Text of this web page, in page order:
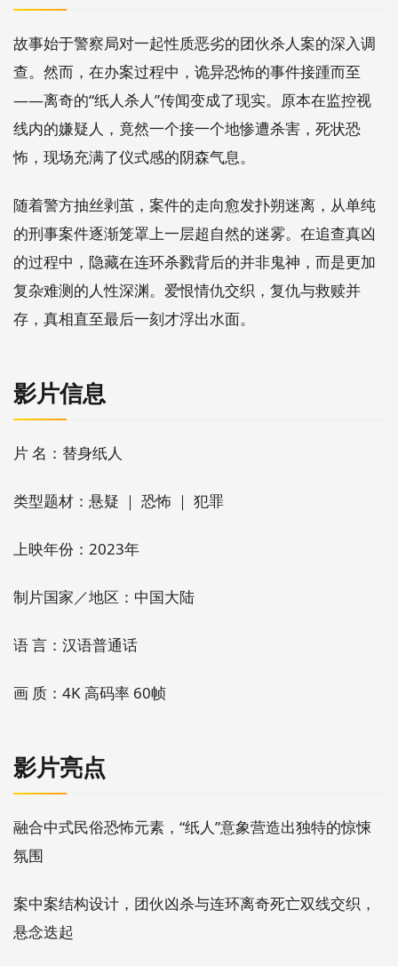
故事始于警察局对一起性质恶劣的团伙杀人案的深入调
查。然而，在办案过程中，诡异恐怖的事件接踵而至
——离奇的“纸人杀人”传闻变成了现实。原本在监控视
线内的嫌疑人，竟然一个接一个地惨遭杀害，死状恐
怖，现场充满了仪式感的阴森气息。
随着警方抽丝剥茧，案件的走向愈发扑朔迷离，从单纯
的刑事案件逐渐笼罩上一层超自然的迷雾。在追查真凶
的过程中，隐藏在连环杀戮背后的并非鬼神，而是更加
复杂难测的人性深渊。爱恨情仇交织，复仇与救赎并
存，真相直至最后一刻才浮出水面。
影片信息
片 名：替身纸人
类型题材：悬疑 ｜ 恐怖 ｜ 犯罪
上映年份：2023年
制片国家／地区：中国大陆
语 言：汉语普通话
画 质：4K 高码率 60帧
影片亮点
融合中式民俗恐怖元素，“纸人”意象营造出独特的惊悚
氛围
案中案结构设计，团伙凶杀与连环离奇死亡双线交织，
悬念迭起